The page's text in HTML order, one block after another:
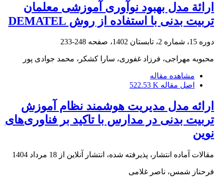
ارائة مدل بهبود نوآوری آموزشی معلمان
تربیت بدنی با استفاده از روش DEMATEL
دوره 15، شماره 2، تابستان 1402، صفحه 248-233
محبوبه مهراجی، فرزاد غفوری، سارا کشکر، محمد جوادی پور
مشاهده مقاله
اصل مقاله 522.53 K
ارائه مدل مدیریت هوشمند نظام آموزش
تربیت بدنی در مدارس با تاکید بر فناوری‌های
نوین
مقالات آماده انتشار، پذیرفته شده، انتشار آنلاین از 18 مرداد 1404
فرحناز شمس، ناصر غلامی